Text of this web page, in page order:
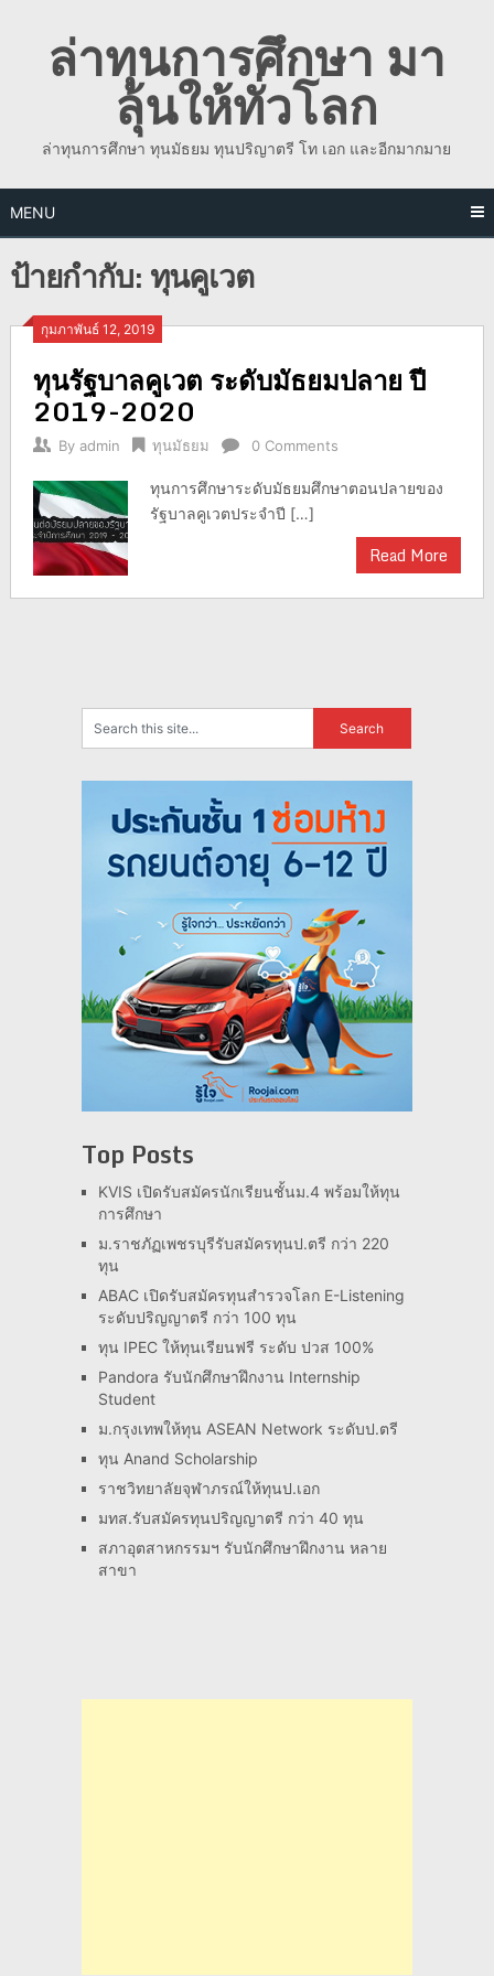
contentล่าทุนการศึกษา มา
ลุ้นให้ทั่วโลก
ล่าทุนการศึกษา ทุนมัธยม ทุนปริญาตรี โท เอก และอีกมากมาย
MENU
ป้ายกำกับ:ทุนคูเวต
กุมภาพันธ์ 12, 2019
ทุนรัฐบาลคูเวต ระดับมัธยมปลาย ปี
2019-2020
By admin ทุนมัธยม 0 Comments
ทุนการศึกษาระดับมัธยมศึกษาตอนปลายของ
รัฐบาลคูเวตประจำปี […]
Read More
Top Posts
KVIS เปิดรับสมัครนักเรียนชั้นม.4 พร้อมให้ทุน
การศึกษา
ม.ราชภัฏเพชรบุรีรับสมัครทุนป.ตรี กว่า 220
ทุน
ABAC เปิดรับสมัครทุนสำรวจโลก E-Listening
ระดับปริญญาตรี กว่า 100 ทุน
ทุน IPEC ให้ทุนเรียนฟรี ระดับ ปวส 100%
Pandora รับนักศึกษาฝึกงาน Internship
Student
ม.กรุงเทพให้ทุน ASEAN Network ระดับป.ตรี
ทุน Anand Scholarship
ราชวิทยาลัยจุฬาภรณ์ให้ทุนป.เอก
มทส.รับสมัครทุนปริญญาตรี กว่า 40 ทุน
สภาอุตสาหกรรมฯ รับนักศึกษาฝึกงาน หลาย
สาขา